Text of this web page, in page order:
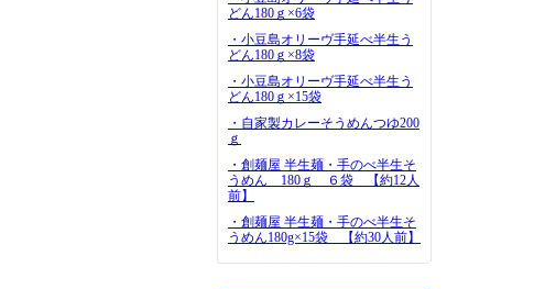
どん180ｇ×6袋
・小豆島オリーヴ手延べ半生う
どん180ｇ×8袋
・小豆島オリーヴ手延べ半生う
どん180ｇ×15袋
・自家製カレーそうめんつゆ200
ｇ
・創麺屋 半生麺・手のべ半生そ
うめん 180ｇ ６袋 【約12人
前】
・創麺屋 半生麺・手のべ半生そ
うめん180g×15袋 【約30人前】